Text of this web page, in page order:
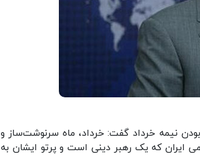
نیمه خرداد گفت: خرداد، ماه سرنوشت‌ساز و
جمهوری اسلامی ایران که یک رهبر دینی است و پرتو ایشان به